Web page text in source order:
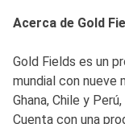
Acerca de Gold
Gold Fields es un
mundial con nueve
Ghana, Chile y
Cuenta con una